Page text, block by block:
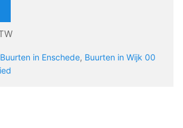
Buurten in Enschede, Buurten in Wijk 00